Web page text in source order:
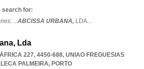
search for:
...ABCISSA URBANA, LDA...
Lda
227, 4450-688, UNIAO FREGUESIAS
PALMEIRA, PORTO